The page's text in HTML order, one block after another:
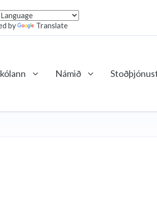
by
Translate
Námið